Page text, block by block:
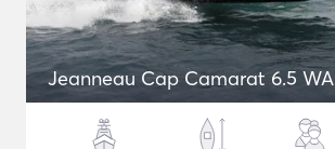
Jeanneau Cap Camarat 6.5 WA